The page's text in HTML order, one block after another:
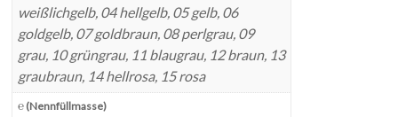
weißlichgelb, 04 hellgelb, 05 gelb, 06
goldgelb, 07 goldbraun, 08 perlgrau, 09
grau, 10 grüngrau, 11 blaugrau, 12 braun, 13
graubraun, 14 hellrosa, 15 rosa
℮ (Nennfüllmasse)